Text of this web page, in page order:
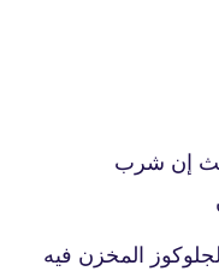
إن شرب
المخزن فيه